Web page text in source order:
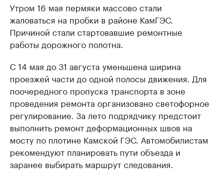
Утром 16 мая пермяки массово стали
жаловаться на пробки в районе КамГЭС.
Причиной стали стартовавшие ремонтные
работы дорожного полотна.
С 14 мая до 31 августа уменьшена ширина
проезжей части до одной полосы движения. Для
поочередного пропуска транспорта в зоне
проведения ремонта организовано светофорное
регулирование. За лето подрядчику предстоит
выполнить ремонт деформационных швов на
мосту по плотине Камской ГЭС. Автомобилистам
рекомендуют планировать пути объезда и
заранее выбирать маршрут следования.